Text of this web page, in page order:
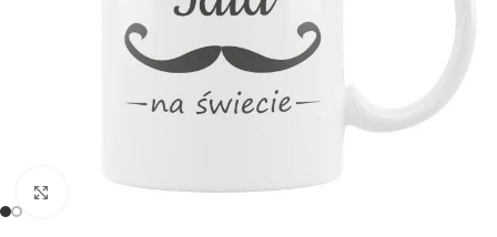
Powiększ